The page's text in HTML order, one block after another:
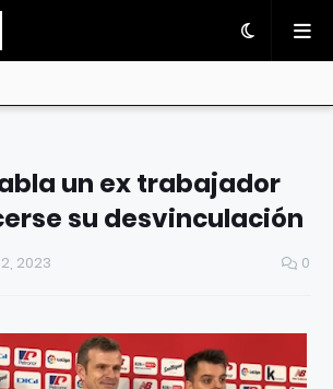
un ex trabajador
su desvinculación
2023 0